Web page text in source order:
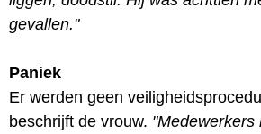
gevallen."
Paniek
Er werden geen
beschrijft de vrouw. "Medewerkers